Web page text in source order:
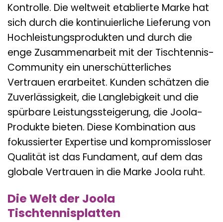
Kontrolle. Die weltweit etablierte Marke hat
sich durch die kontinuierliche Lieferung von
Hochleistungsprodukten und durch die
enge Zusammenarbeit mit der Tischtennis-
Community ein unerschütterliches
Vertrauen erarbeitet. Kunden schätzen die
Zuverlässigkeit, die Langlebigkeit und die
spürbare Leistungssteigerung, die Joola-
Produkte bieten. Diese Kombination aus
fokussierter Expertise und kompromissloser
Qualität ist das Fundament, auf dem das
globale Vertrauen in die Marke Joola ruht.
Die Welt der Joola
Tischtennisplatten